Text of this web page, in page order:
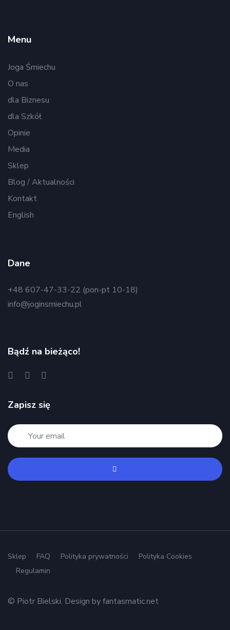
Menu
Joga Śmiechu
O nas
dla Biznesu
dla Szkół
Opinie
Media
Sklep
Blog / Aktualności
Kontakt
English
Dane
+48 607-47-33-22 (pon-pt 10-18)
info@joginsmiechu.pl
Bądź na bieżąco!
Zapisz się
Sklep FAQ Polityka prywatności
Polityka Cookies
Regulamin
© Piotr Bielski. Design byfantasmatic.net